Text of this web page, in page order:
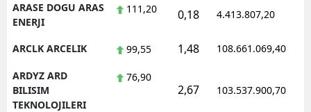
ARASE DOGU ARAS
ENERJI
111,20 0,18 4.413.807,20
ARCLK ARCELIK 99,55 1,48 108.661.069,40
ARDYZ ARD
BILISIM
TEKNOLOJILERI
76,90
2,67 103.537.900,70